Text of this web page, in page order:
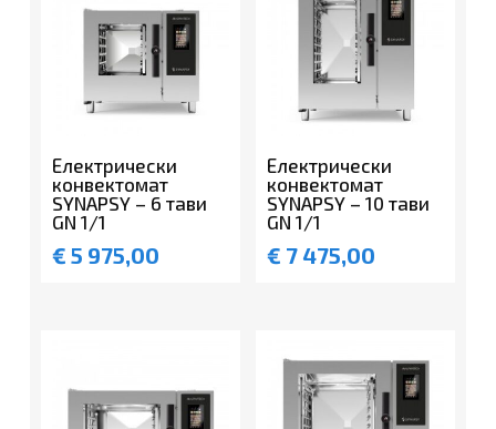
Електрически
конвектомат
SYNAPSY – 6 тави
GN 1/1
€ 5 975,00
Електрически
конвектомат
SYNAPSY – 10 тави
GN 1/1
€ 7 475,00